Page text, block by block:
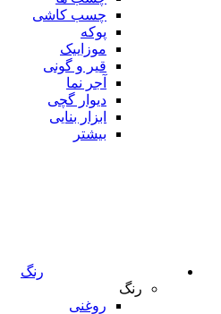
چسب کاشی
پوکه
موزاییک
قیر و گونی
آجر نما
دیوار گچی
ابزار بنایی
بیشتر
رنگ
رنگ
روغنی